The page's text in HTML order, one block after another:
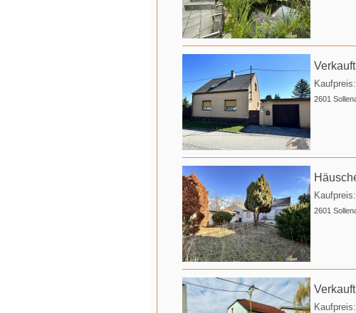
Kaufpreis:
2601
Kaufpreis:
2601
Kaufpreis: